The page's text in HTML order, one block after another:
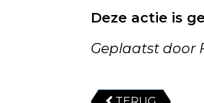
Deze actie is
Geplaatst door